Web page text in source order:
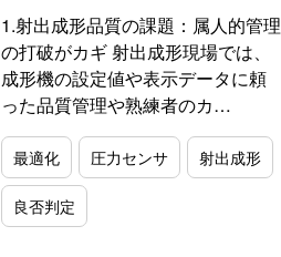
1.射出成形品質の課題：属人的管理
の打破がカギ 射出成形現場では、
成形機の設定値や表示データに頼
った品質管理や熟練者のカ…
最適化 圧力センサ 射出成形
良否判定